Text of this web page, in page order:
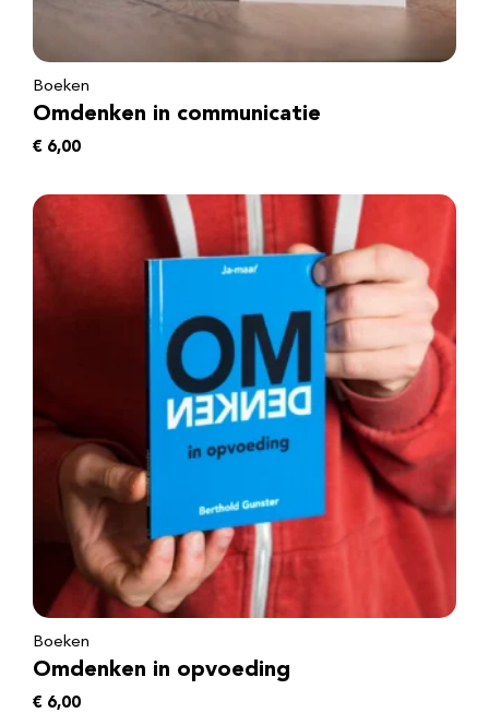
Boeken
Omdenken in communicatie
€ 6,00
Boeken
Omdenken in opvoeding
€ 6,00